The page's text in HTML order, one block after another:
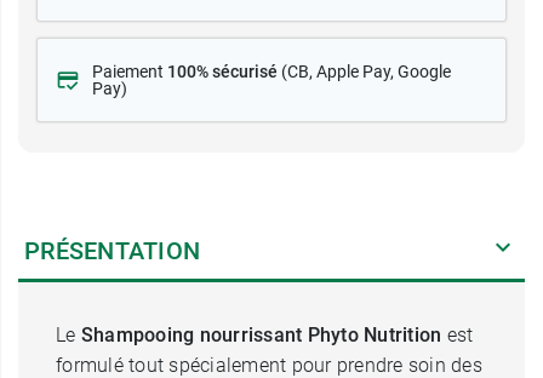
Paiement 100% sécurisé (CB, Apple Pay, Google
Pay)
PRÉSENTATION
Le Shampooing nourrissant Phyto Nutrition est
formulé tout spécialement pour prendre soin des